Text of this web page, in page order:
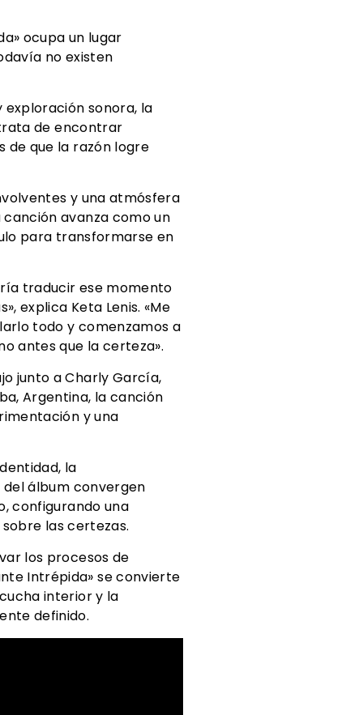
ocupa un lugar
no existen
sonora, la
de encontrar
de que la razón logre
y una atmósfera
avanza como un
para transformarse en
traducir ese momento
explica Keta Lenis. «Me
todo y comenzamos a
antes que la certeza».
junto a Charly García,
Argentina, la canción
y una
la
álbum convergen
configurando una
las certezas.
los procesos de
Intrépida» se convierte
interior y la
definido.